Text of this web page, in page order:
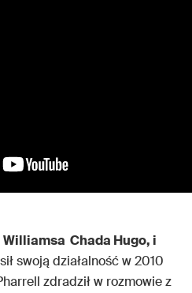
Chada Hugo, i
swoją działalność w 2010
zdradził w rozmowie z